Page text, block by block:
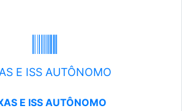
E ISS AUTÔNOMO
E ISS AUTÔNOMO